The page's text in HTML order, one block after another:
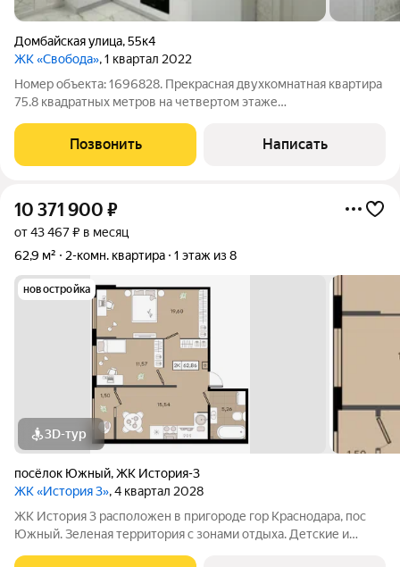
Домбайская улица,55к4
ЖК «Свобода», 1 квартал 2022
Номер объекта: 1696828. Прекрасная двухкомнатная квартира
75.8 квадратных метров на четвертом этаже
квартиру с уникальным дизайнерским ремонтом на вторичном
рынке. Эта квартира продается и ждет
Позвонить Написать
10 371 900 ₽
от 43 467 ₽ в месяц
62,9 м²
2-комн. квартира 1 этаж из 8
новостройка
3D-тур
посёлок Южный,ЖК История-3
ЖК «История 3», 4 квартал 2028
ЖК История 3 расположен в пригороде гор Краснодара, пос
Южный. Зеленая территория с зонами отдыха. Детские и